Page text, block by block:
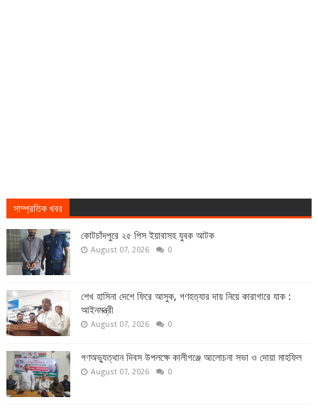
সাম্প্রতিক খবর
কোটচাঁদপুরে ২৫ পিস ইয়াবাসহ যুবক আটক
August 07, 2026 0
শেখ হাসিনা দেশে ফিরে আসুক, গণহত্যার দায় নিয়ে কারাগারে যাক :
আইনমন্ত্রী
August 07, 2026 0
গণঅভ্যুত্থান দিবস উপলক্ষে কালীগঞ্জে আলোচনা সভা ও দোয়া মাহফিল
August 07, 2026 0